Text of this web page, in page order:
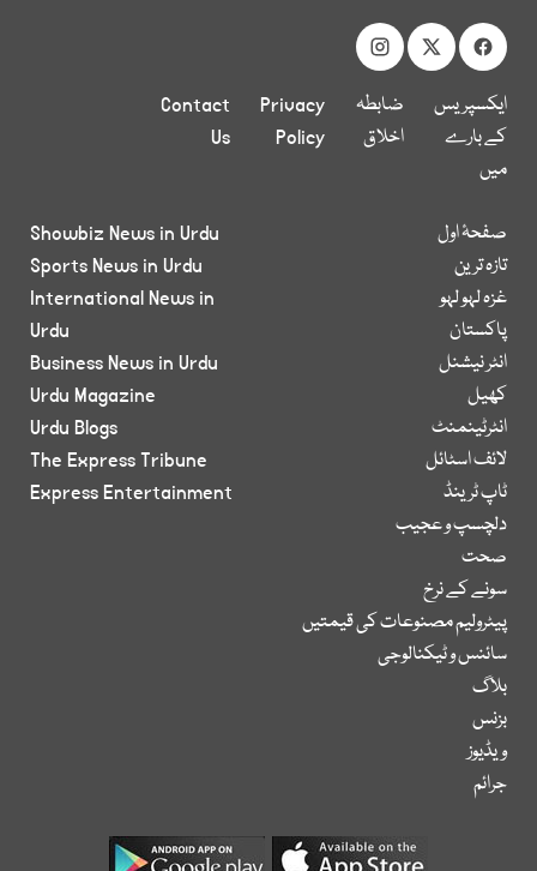
ایکسپریس
کے بارے
میں
ضابطہ
اخلاق
Privacy
Policy
Contact
Us
صفحۂ اول
تازہ ترین
غزہ لہو لہو
پاکستان
انٹر نیشنل
کھیل
انٹرٹینمنٹ
لائف اسٹائل
ٹاپ ٹرینڈ
دلچسپ و عجیب
صحت
سونے کے نرخ
پیٹرولیم مصنوعات کی قیمتیں
سائنس و ٹیکنالوجی
بلاگ
بزنس
ویڈیوز
جرائم
Showbiz News in Urdu
Sports News in Urdu
International News in
Urdu
Business News in Urdu
Urdu Magazine
Urdu Blogs
The Express Tribune
Express Entertainment